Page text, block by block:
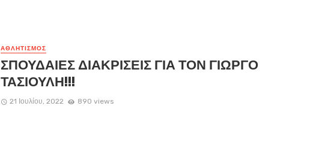
ΑΘΛΗΤΙΣΜΌΣ
ΣΠΟΥΔΑΙΕΣ ΔΙΑΚΡΙΣΕΙΣ ΓΙΑ ΤΟΝ ΓΙΩΡΓΟ
ΤΑΣΙΟΥΛΗ!!!
21 Ιουλίου, 2022 890 views